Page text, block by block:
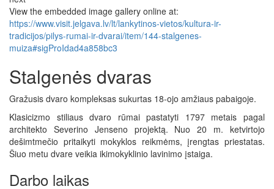
View the embedded image gallery online at:
https://www.visit.jelgava.lv/lt/lankytinos-vietos/kultura-ir-
tradicijos/pilys-rumai-ir-dvarai/item/144-stalgenes-
muiza#sigProIdad4a858bc3
Stalgenės dvaras
Gražusis dvaro kompleksas sukurtas 18-ojo amžiaus pabaigoje.
Klasicizmo stiliaus dvaro rūmai pastatyti 1797 metais pagal
architekto Severino Jenseno projektą. Nuo 20 m. ketvirtojo
dešimtmečio pritaikyti mokyklos reikmėms, įrengtas priestatas.
Šiuo metu dvare veikia ikimokyklinio lavinimo įstaiga.
Darbo laikas